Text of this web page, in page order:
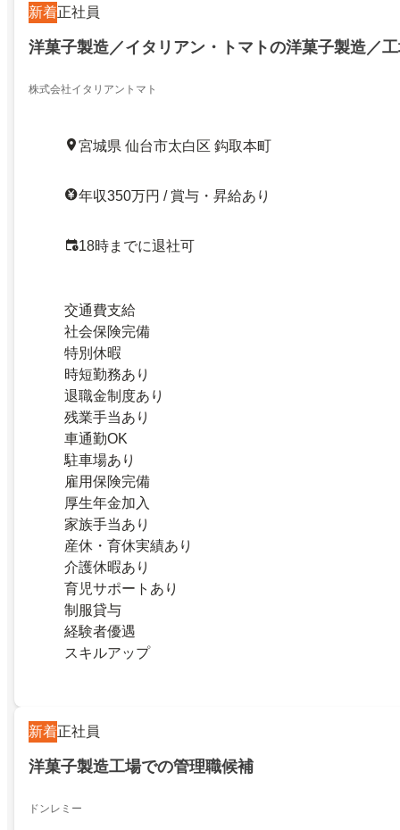
新着正社員
洋菓子製造／イタリアン・トマトの洋菓子製造／
株式会社イタリアントマト
宮城県 仙台市太白区 鈎取本町
年収350万円 / 賞与・昇給あり
18時までに退社可
交通費支給
社会保険完備
特別休暇
時短勤務あり
退職金制度あり
残業手当あり
車通勤OK
駐車場あり
雇用保険完備
厚生年金加入
家族手当あり
産休・育休実績あり
介護休暇あり
育児サポートあり
制服貸与
経験者優遇
スキルアップ
新着正社員
洋菓子製造工場での管理職候補
ドンレミー